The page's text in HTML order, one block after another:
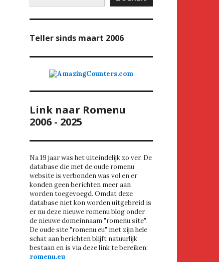
Teller sinds maart 2006
Link naar Romenu
2006 - 2025
Na 19 jaar was het uiteindelijk zo ver. De
database die met de oude romenu
website is verbonden was vol en er
konden geen berichten meer aan
worden toegevoegd. Omdat deze
database niet kon worden uitgebreid is
er nu deze nieuwe romenu blog onder
de nieuwe domeinnaam "romenu.site".
De oude site "romenu.eu" met zijn hele
schat aan berichten blijft natuurlijk
bestaan en is via deze link te bereiken:
romenu.eu